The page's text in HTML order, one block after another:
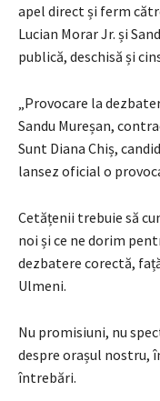
apel direct și ferm
Lucian Morar Jr. și
publică, deschisă și
„Provocare la
Sandu Mureșan,
Sunt Diana Chiș,
lansez oficial o
Cetățenii trebuie să
noi și ce ne dorim
dezbatere corectă,
Ulmeni.
Nu promisiuni, nu
despre orașul nostru,
întrebări.